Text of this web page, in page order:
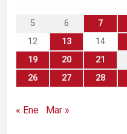
5
6 7
12
13 14
19
20 21
26
27 28
« Ene Mar »